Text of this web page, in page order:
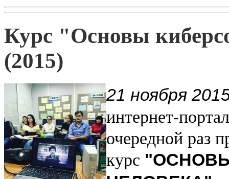
Курс "Основы
(2015)
21 ноября
интернет-
очередной раз
курс